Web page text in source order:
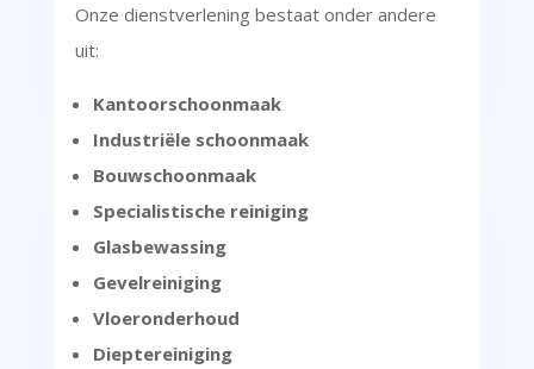
Onze dienstverlening bestaat onder andere
uit:
Kantoorschoonmaak
Industriële schoonmaak
Bouwschoonmaak
Specialistische reiniging
Glasbewassing
Gevelreiniging
Vloeronderhoud
Dieptereiniging